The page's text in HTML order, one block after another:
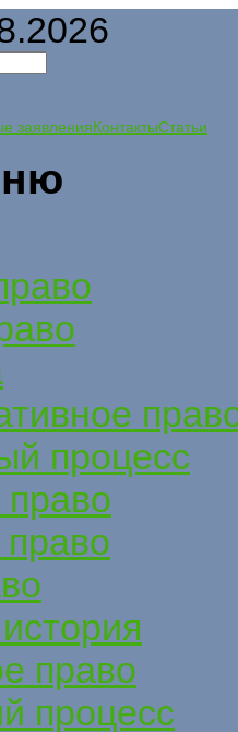
заявленияКонтактыСтатьи
процесс
право
право
процесс